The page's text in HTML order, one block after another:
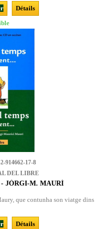
Détails
914662-17-8
DEL LIBRE
JÒRGI-M. MAURÍ
que contunha son viatge dins
Détails